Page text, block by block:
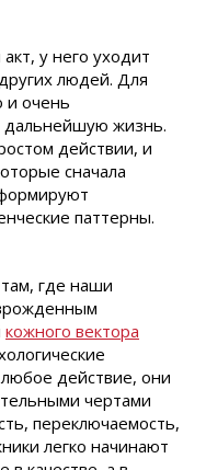
у него уходит
людей. Для
и очень
дальнейшую жизнь.
действии, и
сначала
паттерны.
где наши
кожного вектора
действие, они
чертами
переключаемость,
легко начинают